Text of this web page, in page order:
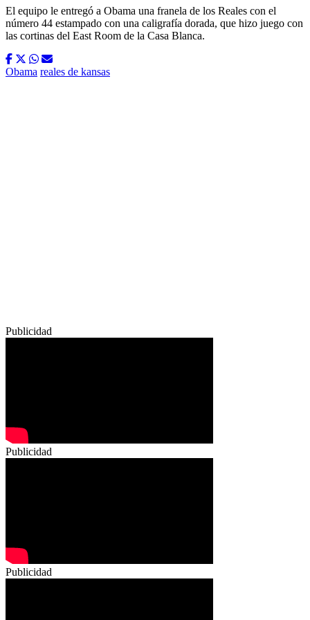
El equipo le entregó a Obama una franela de los Reales con el
número 44 estampado con una caligrafía dorada, que hizo juego con
las cortinas del East Room de la Casa Blanca.
Obama reales de kansas
Publicidad
Publicidad
Publicidad